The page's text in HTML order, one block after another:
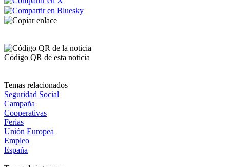
Código QR de esta noticia
Temas relacionados
Seguridad Social
Campaña
Cooperativas
Ferias
Unión Europea
Empleo
España